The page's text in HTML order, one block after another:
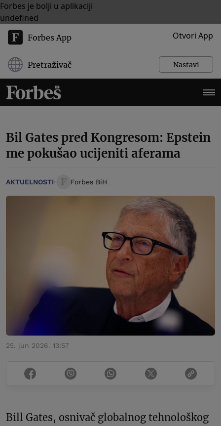
Forbes je bolji u aplikaciji
undefined
Forbes App Otvori App
Pretraživač Nastavi
Bil Gates pred Kongresom: Epstein
me pokušao ucijeniti aferama
AKTUELNOSTI Forbes BiH
25. jun 2026. 13:57
Bill Gates, osnivač globalnog tehnološkog